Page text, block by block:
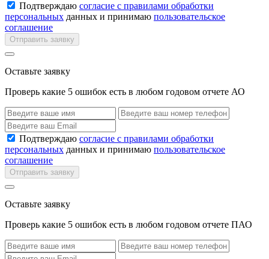
Подтверждаю согласие с правилами обработки
персональных данных и принимаю пользовательское
соглашение
Отправить заявку
Оставьте заявку
Проверь какие 5 ошибок есть в любом годовом отчете АО
Подтверждаю согласие с правилами обработки
персональных данных и принимаю пользовательское
соглашение
Отправить заявку
Оставьте заявку
Проверь какие 5 ошибок есть в любом годовом отчете ПАО